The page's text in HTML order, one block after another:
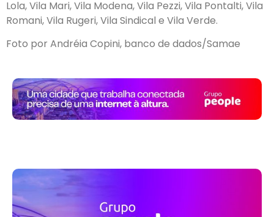
Lola, Vila Mari, Vila Modena, Vila Pezzi, Vila Pontalti, Vila
Romani, Vila Rugeri, Vila Sindical e Vila Verde.
Foto por Andréia Copini, banco de dados/Samae